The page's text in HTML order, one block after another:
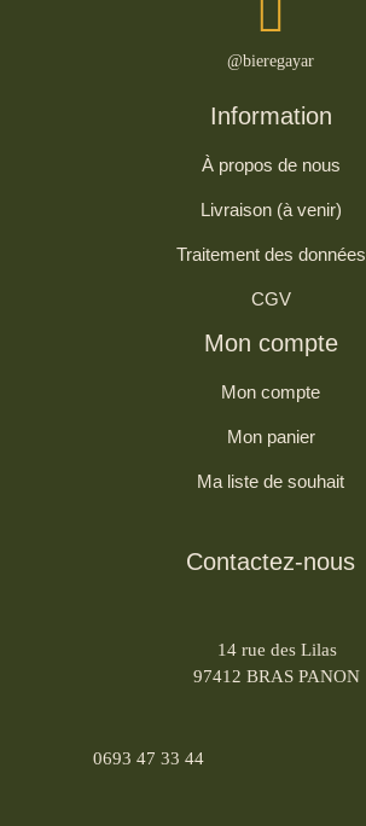
@bieregayar
Information
À propos de nous
Livraison (à venir)
Traitement des données
CGV
Mon compte
Mon compte
Mon panier
Ma liste de souhait
Contactez-nous
14 rue des Lilas
97412 BRAS PANON
0693 47 33 44